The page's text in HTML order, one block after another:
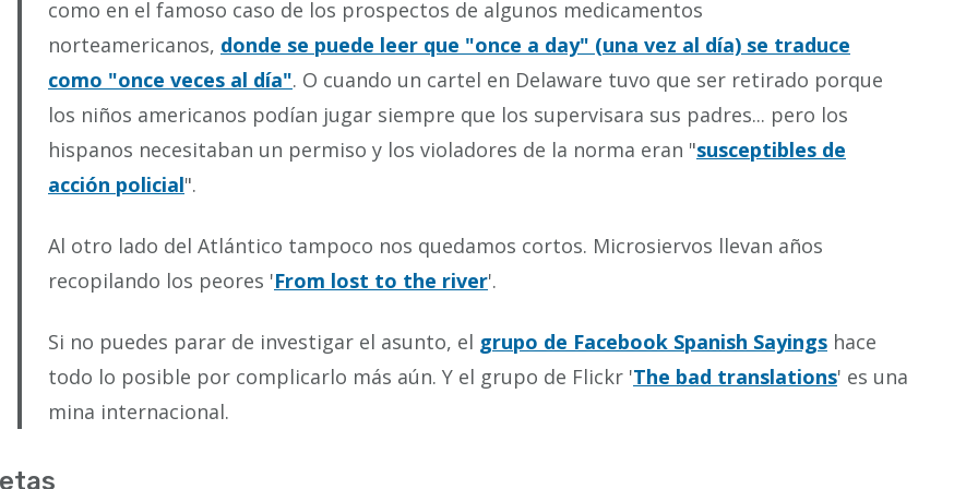
como en el famoso caso de los prospectos de algunos medicamentos
norteamericanos, donde se puede leer que "once a day" (una vez al día) se traduce
como "once veces al día". O cuando un cartel en Delaware tuvo que ser retirado porque
los niños americanos podían jugar siempre que los supervisara sus padres... pero los
hispanos necesitaban un permiso y los violadores de la norma eran "susceptibles de
acción policial".
Al otro lado del Atlántico tampoco nos quedamos cortos. Microsiervos llevan años
recopilando los peores 'From lost to the river'.
Si no puedes parar de investigar el asunto, el grupo de Facebook Spanish Sayings hace
todo lo posible por complicarlo más aún. Y el grupo de Flickr 'The bad translations' es una
mina internacional.